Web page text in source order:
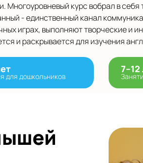
Многоуровневый курс вобрал в
- единственный канал
играх, выполняют творческие и
и раскрывается для изучения
для дошкольников
7–12